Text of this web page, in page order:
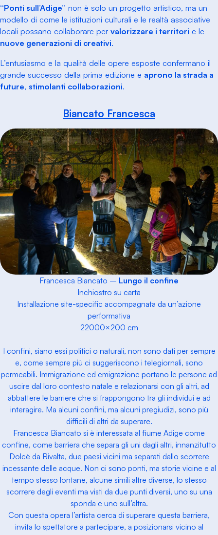
“Ponti sull’Adige” non è solo un progetto artistico, ma un
modello di come le istituzioni culturali e le realtà associative
locali possano collaborare per valorizzare i territori e le
nuove generazioni di creativi.
L’entusiasmo e la qualità delle opere esposte confermano il
grande successo della prima edizione e aprono la strada a
future, stimolanti collaborazioni.
Biancato Francesca
Francesca Biancato – Lungo il confine
Inchiostro su carta
Installazione site-specific accompagnata da un’azione
performativa
22000×200 cm
I confini, siano essi politici o naturali, non sono dati per sempre
e, come sempre più ci suggeriscono i telegiornali, sono
permeabili. Immigrazione ed emigrazione portano le persone ad
uscire dal loro contesto natale e relazionarsi con gli altri, ad
abbattere le barriere che si frappongono tra gli individui e ad
interagire. Ma alcuni confini, ma alcuni pregiudizi, sono più
difficili di altri da superare.
Francesca Biancato si è interessata al fiume Adige come
confine, come barriera che separa gli uni dagli altri, innanzitutto
Dolcè da Rivalta, due paesi vicini ma separati dallo scorrere
incessante delle acque. Non ci sono ponti, ma storie vicine e al
tempo stesso lontane, alcune simili altre diverse, lo stesso
scorrere degli eventi ma visti da due punti diversi, uno su una
sponda e uno sull’altra.
Con questa opera l’artista cerca di superare questa barriera,
invita lo spettatore a partecipare, a posizionarsi vicino al